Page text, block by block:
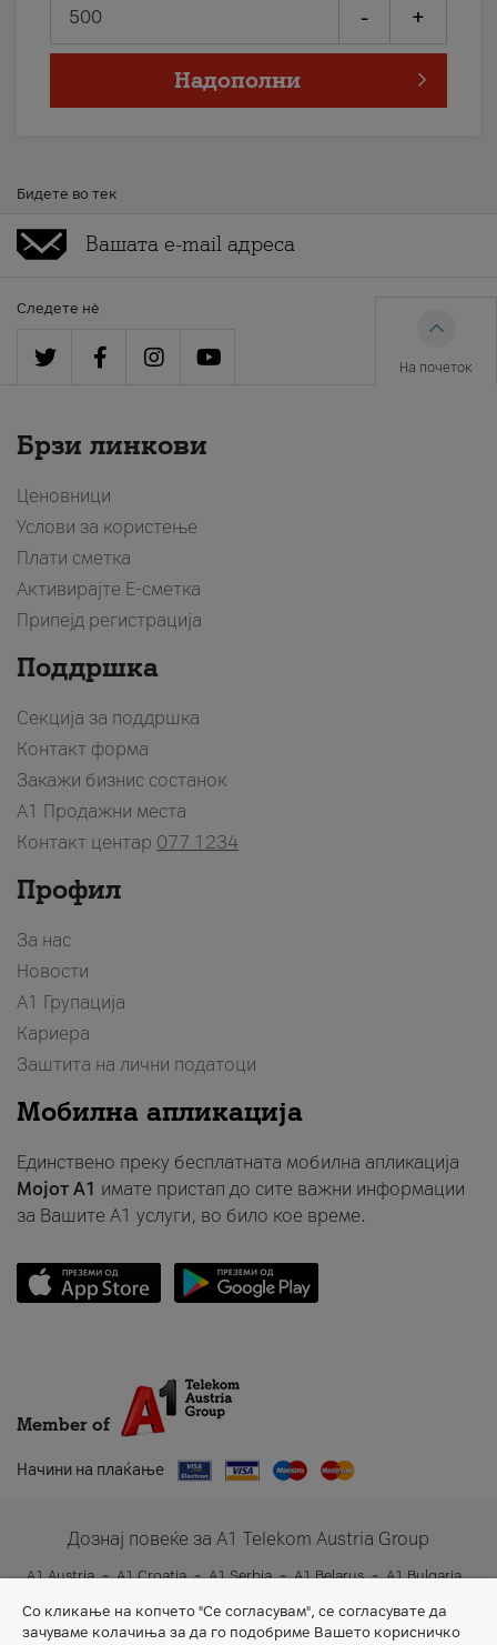
- +
Надополни
Бидете во тек
Следете нè
На почеток
Брзи линкови
Ценовници
Услови за користење
Плати сметка
Активирајте Е-сметка
Припејд регистрација
Поддршка
Секција за поддршка
Контакт форма
Закажи бизнис состанок
A1 Продажни места
Контакт центар 077 1234
Профил
За нас
Новости
А1 Групација
Кариера
Заштита на лични податоци
Мобилна апликација
Единствено преку бесплатната мобилна апликација
Мојот A1 имате пристап до сите важни информации
за Вашите A1 услуги, во било кое време.
Member of
Начини на плаќање
Дознај повеќе за A1 Telekom Austria Group
A1 Austria A1 Croatia A1 Serbia A1 Belarus
A1 Bulgaria
A1 Slovenia
A1 Digital
Со кликање на копчето "Се согласувам", се согласувате да
зачуваме колачиња за да го подобриме Вашето корисничко